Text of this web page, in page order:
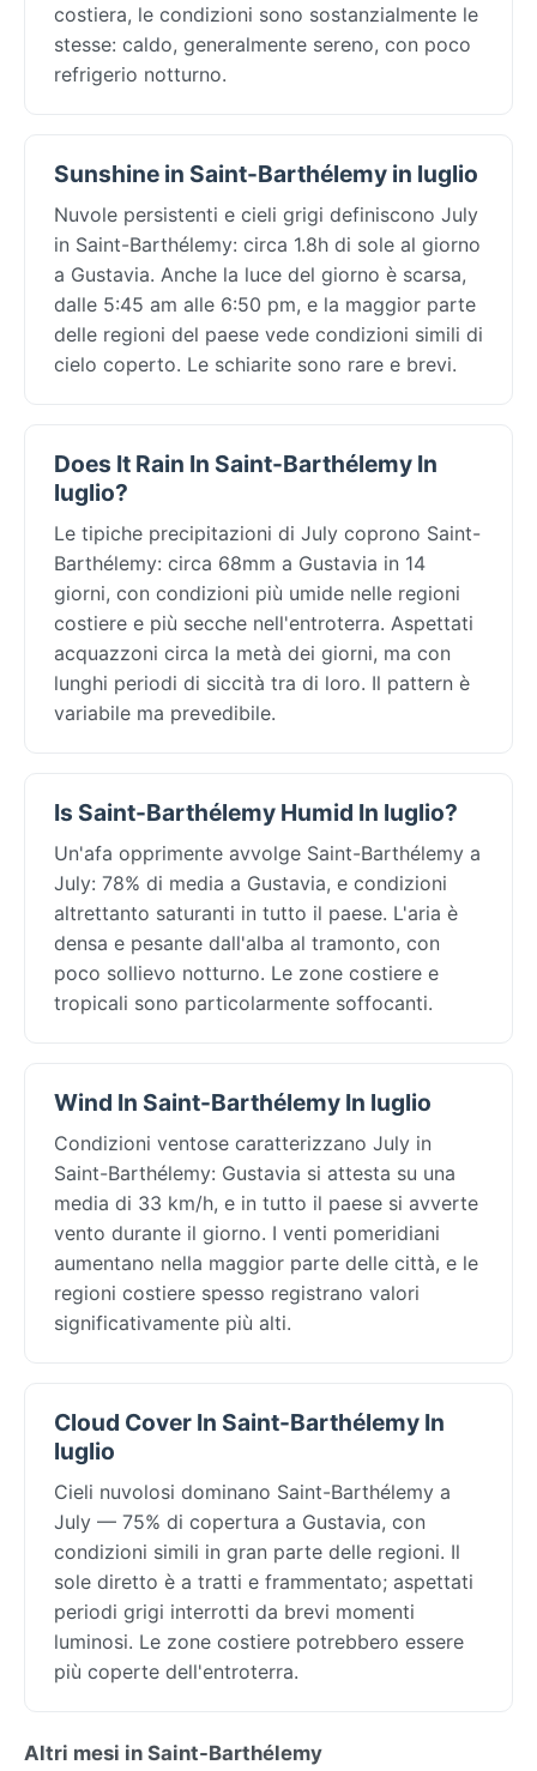
costiera, le condizioni sono sostanzialmente le
stesse: caldo, generalmente sereno, con poco
refrigerio notturno.
Sunshine in Saint-Barthélemy in luglio
Nuvole persistenti e cieli grigi definiscono July
in Saint-Barthélemy: circa 1.8h di sole al giorno
a Gustavia. Anche la luce del giorno è scarsa,
dalle 5:45 am alle 6:50 pm, e la maggior parte
delle regioni del paese vede condizioni simili di
cielo coperto. Le schiarite sono rare e brevi.
Does It Rain In Saint-Barthélemy In
luglio?
Le tipiche precipitazioni di July coprono Saint-
Barthélemy: circa 68mm a Gustavia in 14
giorni, con condizioni più umide nelle regioni
costiere e più secche nell'entroterra. Aspettati
acquazzoni circa la metà dei giorni, ma con
lunghi periodi di siccità tra di loro. Il pattern è
variabile ma prevedibile.
Is Saint-Barthélemy Humid In luglio?
Un'afa opprimente avvolge Saint-Barthélemy a
July: 78% di media a Gustavia, e condizioni
altrettanto saturanti in tutto il paese. L'aria è
densa e pesante dall'alba al tramonto, con
poco sollievo notturno. Le zone costiere e
tropicali sono particolarmente soffocanti.
Wind In Saint-Barthélemy In luglio
Condizioni ventose caratterizzano July in
Saint-Barthélemy: Gustavia si attesta su una
media di 33 km/h, e in tutto il paese si avverte
vento durante il giorno. I venti pomeridiani
aumentano nella maggior parte delle città, e le
regioni costiere spesso registrano valori
significativamente più alti.
Cloud Cover In Saint-Barthélemy In
luglio
Cieli nuvolosi dominano Saint-Barthélemy a
July — 75% di copertura a Gustavia, con
condizioni simili in gran parte delle regioni. Il
sole diretto è a tratti e frammentato; aspettati
periodi grigi interrotti da brevi momenti
luminosi. Le zone costiere potrebbero essere
più coperte dell'entroterra.
Altri mesi in Saint-Barthélemy